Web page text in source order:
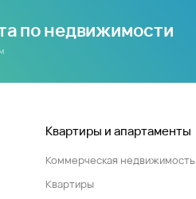
по недвижимости
Квартиры и апартаменты
Коммерческая недвижимость
Квартиры